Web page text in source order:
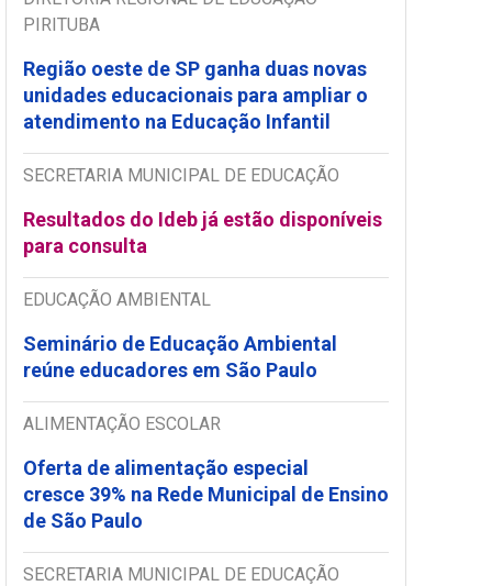
PIRITUBA
Região oeste de SP ganha duas novas
unidades educacionais para ampliar o
atendimento na Educação Infantil
SECRETARIA MUNICIPAL DE EDUCAÇÃO
Resultados do Ideb já estão disponíveis
para consulta
EDUCAÇÃO AMBIENTAL
Seminário de Educação Ambiental
reúne educadores em São Paulo
ALIMENTAÇÃO ESCOLAR
Oferta de alimentação especial
cresce 39% na Rede Municipal de Ensino
de São Paulo
SECRETARIA MUNICIPAL DE EDUCAÇÃO